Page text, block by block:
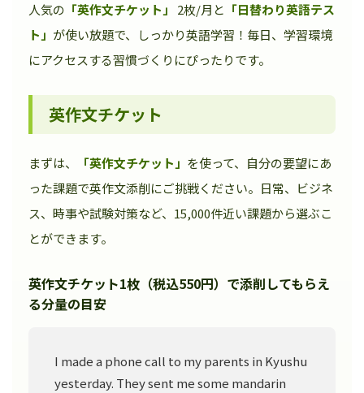
人気の 「英作文チケット」 2枚/月と 「日替わり英語テス
ト」 が使い放題で、しっかり英語学習！毎日、学習環境
にアクセスする習慣づくりにぴったりです。
英作文チケット
まずは、 「英作文チケット」 を使って、自分の要望にあ
った課題で英作文添削にご挑戦ください。日常、ビジネ
ス、時事や試験対策など、15,000件近い課題から選ぶこ
とができます。
英作文チケット1枚（税込550円）で添削してもらえ
る分量の目安
I made a phone call to my parents in Kyushu
yesterday. They sent me some mandarin